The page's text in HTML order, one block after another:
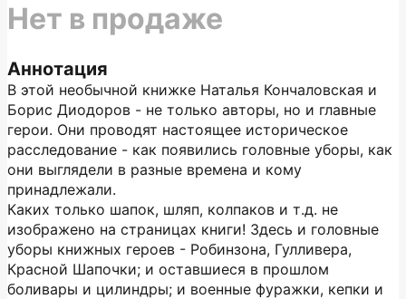
Аннотация
В этой необычной книжке Наталья Кончаловская и
Борис Диодоров - не только авторы, но и главные
герои. Они проводят настоящее историческое
расследование - как появились головные уборы, как
они выглядели в разные времена и кому
принадлежали.
Каких только шапок, шляп, колпаков и т.д. не
изображено на страницах книги! Здесь и головные
уборы книжных героев - Робинзона, Гулливера,
Красной Шапочки; и оставшиеся в прошлом
боливары и цилиндры; и военные фуражки, кепки и
Нет в продаже